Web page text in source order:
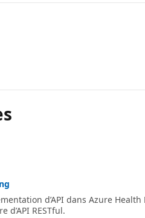
d’API dans Azure Health
RESTful.